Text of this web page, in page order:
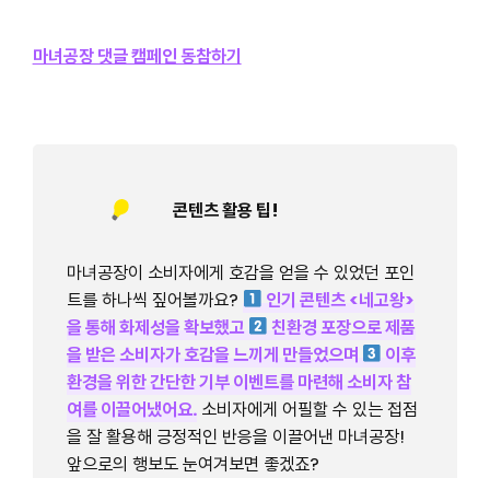
마녀공장 댓글 캠페인 동참하기
콘텐츠 활용 팁!
마녀공장이 소비자에게 호감을 얻을 수 있었던 포인
트를 하나씩 짚어볼까요?
인기 콘텐츠 <네고왕>
을 통해 화제성을 확보했고
친환경 포장으로 제품
을 받은 소비자가 호감을 느끼게 만들었으며
이후
환경을 위한 간단한 기부 이벤트를 마련해 소비자 참
여를 이끌어냈어요.소비자에게 어필할 수 있는 접점
을 잘 활용해 긍정적인 반응을 이끌어낸 마녀공장!
앞으로의 행보도 눈여겨보면 좋겠죠?